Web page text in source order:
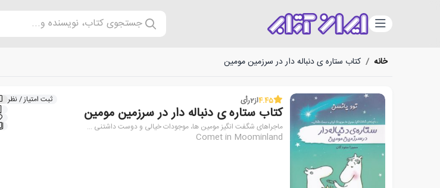
دسته‌بندی جستجوی کتاب، نویسنده و...
خانه / کتاب ستاره ی دنباله دار در سرزمین مومین
4.45از2رأی ثبت امتیاز / نظر
کتاب ستاره ی دنباله دار در سرزمین مومین
ماجراهای شگفت انگیز مومین ها، موجودات خیالی و دوست داشتنی ...
Comet in Moominland